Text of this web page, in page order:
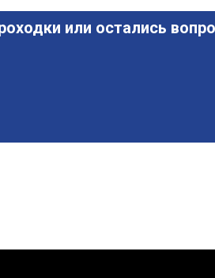
или остались